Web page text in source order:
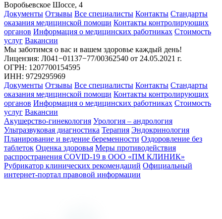
Воробьевское Шоссе, 4
Документы Отзывы Все специалисты Контакты Стандарты
оказания медицинской помощи Контакты контролирующих
органов Информация о медицинских работниках Стоимость
услуг Вакансии
Мы заботимся о вас и вашем здоровье каждый день!
Лицензия: Л041−01137−77/00362540 от 24.05.2021 г.
ОГРН: 1207700154595
ИНН: 9729295969
Документы Отзывы Все специалисты Контакты Стандарты
оказания медицинской помощи Контакты контролирующих
органов Информация о медицинских работниках Стоимость
услуг Вакансии
Акушерство-гинекология Урология – андрология
Ультразвуковая диагностика Терапия Эндокринология
Планирование и ведение беременности Оздоровление без
таблеток Оценка здоровья Меры противодействия
распространения COVID-19 в ООО «ПМ КЛИНИК»
Рубрикатор клинических рекомендаций Официальный
интернет-портал правовой информации